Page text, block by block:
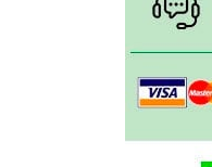
απενεργοποιήμενα
Casei 1,2 δις cfu/cap
Thermophilus 0,4 δις
απενεργοποιήμενα